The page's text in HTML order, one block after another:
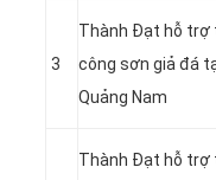
3
Thành Đạt hỗ trợ
công sơn giả đá
Quảng Nam
Thành Đạt hỗ trợ